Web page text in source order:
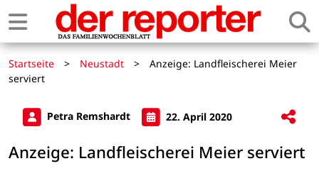
Startseite > Neustadt >
Anzeige: Landfleischerei Meier
serviert
Petra Remshardt 22. April 2020
Anzeige: Landfleischerei Meier serviert